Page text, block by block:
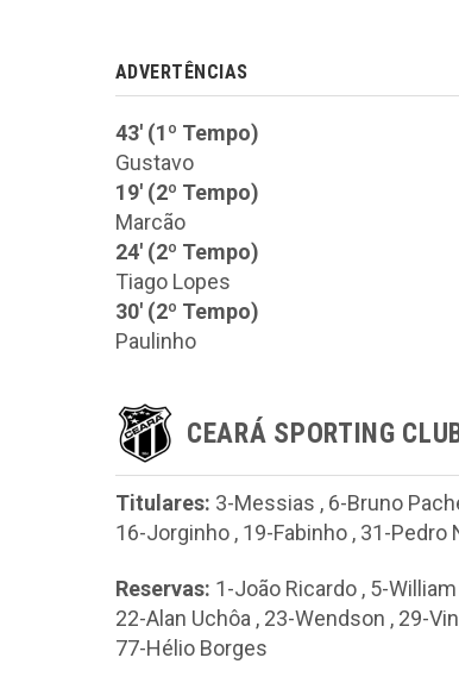
ADVERTÊNCIAS
43' (1º Tempo)
Gustavo
19' (2º Tempo)
Marcão
24' (2º Tempo)
Tiago Lopes
30' (2º Tempo)
Paulinho
CEARÁ SPORTING
Titulares: 3-Messias , 6-Bruno
16-Jorginho , 19-Fabinho , 31-Pedro
Reservas: 1-João Ricardo , 5-
22-Alan Uchôa , 23-Wendson , 29-
77-Hélio Borges